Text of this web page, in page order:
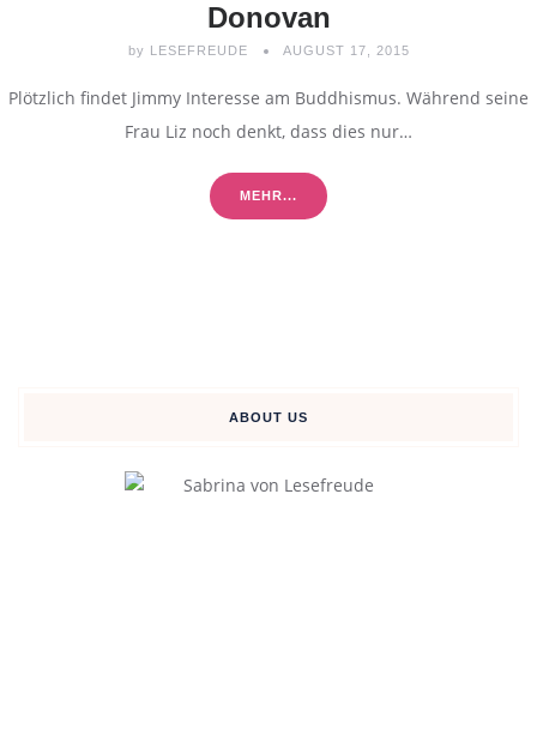
Donovan
by LESEFREUDE AUGUST 17, 2015
Plötzlich findet Jimmy Interesse am Buddhismus. Während seine
Frau Liz noch denkt, dass dies nur…
MEHR...
ABOUT US